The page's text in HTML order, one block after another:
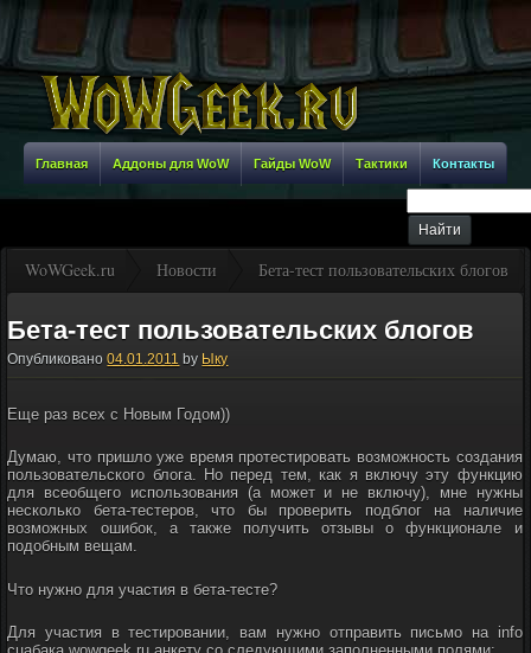
Главная Аддоны для WoW Гайды WoW Тактики Контакты
WoWGeek.ru Новости Бета-тест пользовательских блогов
Бета-тест пользовательских блогов
Опубликовано 04.01.2011 by Ыку
Еще раз всех с Новым Годом))
Думаю, что пришло уже время протестировать возможность создания
пользовательского блога. Но перед тем, как я включу эту функцию
для всеобщего использования (а может и не включу), мне нужны
несколько бета-тестеров, что бы проверить подблог на наличие
возможных ошибок, а также получить отзывы о функционале и
подобным вещам.
Что нужно для участия в бета-тесте?
Для участия в тестировании, вам нужно отправить письмо на info